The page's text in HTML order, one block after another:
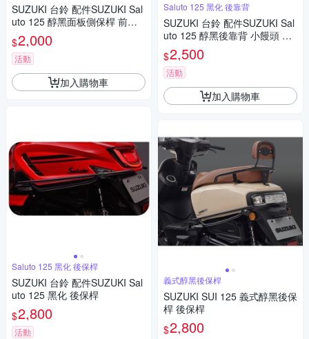
SUZUKI 台鈴 配件SUZUKI Sal
uto 125 醇黑面板側保桿 前保
桿
$2,000
活動
加入購物車
Saluto 125 黑化 後保桿
SUZUKI 台鈴 配件SUZUKI Sal
uto 125 黑化 後保桿
$2,800
活動
Saluto 125 黑化 後靠背
SUZUKI 台鈴 配件SUZUKI Sal
uto 125 醇黑後靠背 小饅頭 後
靠墊 含支架
$2,500
活動
加入購物車
義式醇黑後保桿
SUZUKI SUI 125 義式醇黑後保
桿 後保桿
$2,800